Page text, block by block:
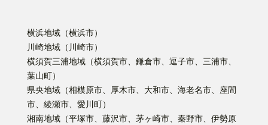
横浜地域（横浜市）
川崎地域（川崎市）
横須賀三浦地域（横須賀市、鎌倉市、逗子市、三浦市、
葉山町）
県央地域（相模原市、厚木市、大和市、海老名市、座間
市、綾瀬市、愛川町）
湘南地域（平塚市、藤沢市、茅ヶ崎市、秦野市、伊勢原